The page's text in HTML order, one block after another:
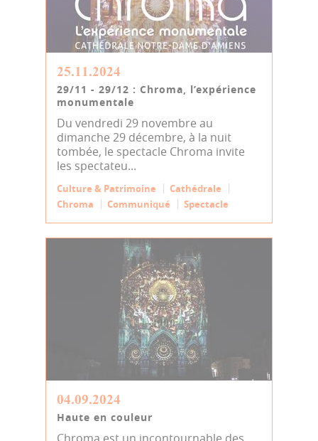
25.11.2024
29/11 - 29/12 : Chroma, l’expérience
monumentale
Du vendredi 29 novembre au
dimanche 29 décembre, à la nuit
tombée, le spectacle Chroma invite
les spectateu...
Culture & Patrimoine
Cathédrale
Chroma
Communiqué Spectacle
04.09.2024
Haute en couleur